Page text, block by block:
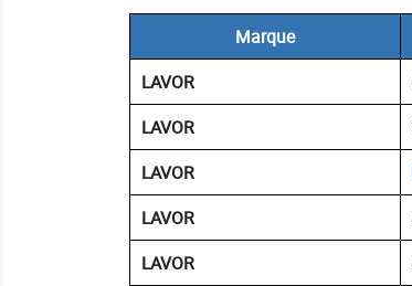
Marque
LAVOR
LAVOR
LAVOR
LAVOR
LAVOR